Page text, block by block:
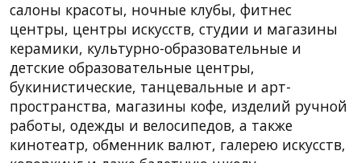
салоны красоты, ночные клубы, фитнес
центры, центры искусств, студии и магазины
керамики, культурно-образовательные и
детские образовательные центры,
букинистические, танцевальные и арт-
пространства, магазины кофе, изделий ручной
работы, одежды и велосипедов, а также
кинотеатр, обменник валют, галерею искусств,